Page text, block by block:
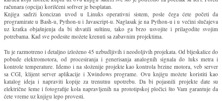
računara (opcija) korišćeni softver je besplatan.
Knjiga sadrži koncizan uvod u Linuks operativni sistem, posle čega ćete početi da
programirate u Bash-u, Python-u i Javascript-u. Naglasak je na Python-u i u većini slučajeva
uz kratka objašnjenja da bi shvatili suštinu, tako ga brzo usvojite i prilagodite svojim
potrebama. Kad sve podesite možete krenuti sa zabavnim projektima.
Tu je razmotreno i detaljno izloženo 45 uzbudljivih i neodoljivih projekata. Od bljeskalice do
pobude elektromotora, od procesiranja i generisanja analognih signala do luks metra i
kontrole temperature. Idemo i na složenije projekte kao kontrola brzine motora, veb server
sa CGI, klijent server aplikacije i Xwindows programe. Ovu knjigu možete koristiti kao
katalog ideja i napraviti kopije za trenutnu upotrebu. Da bi pojasnili projekte date su
električne šeme i fotografije kola napravljenih na prototipskoj pločici što Vam garantuje da
ćete vreme uz knjigu lepo provesti.